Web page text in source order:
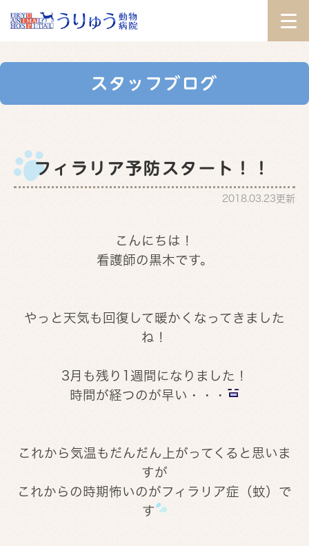
スタッフブログ
フィラリア予防スタート！！
2018.03.23更新
こんにちは！
看護師の黒木です。
やっと天気も回復して暖かくなってきました
ね！
3月も残り1週間になりました！
時間が経つのが早い・・・
これから気温もだんだん上がってくると思いま
すが
これからの時期怖いのがフィラリア症（蚊）で
す